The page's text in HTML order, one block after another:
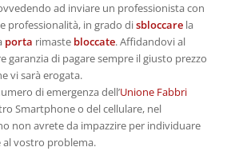
ad inviare un professionista con
professionalità, in grado disbloccarela
porta rimaste bloccate. Affidandovi al
garanzia di pagare sempre il giusto prezzo
vi sarà erogata.
di emergenza dell’Unione Fabbri
Smartphone o del cellulare, nel
non avrete da impazzire per individuare
al vostro problema.